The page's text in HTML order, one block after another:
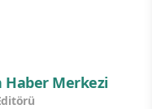
Haber Merkezi